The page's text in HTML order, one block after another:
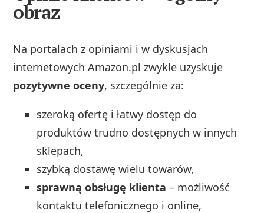
obraz
Na portalach z opiniami i w dyskusjach
internetowych Amazon.pl zwykle uzyskuje
pozytywne oceny, szczególnie za:
szeroką ofertę i łatwy dostęp do
produktów trudno dostępnych w innych
sklepach,
szybką dostawę wielu towarów,
sprawną obsługę klienta – możliwość
kontaktu telefonicznego i online,